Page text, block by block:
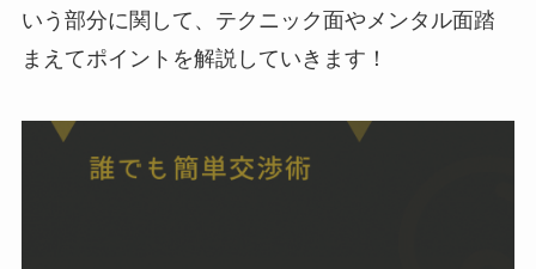
いう部分に関して、テクニック面やメンタル面踏
まえてポイントを解説していきます！